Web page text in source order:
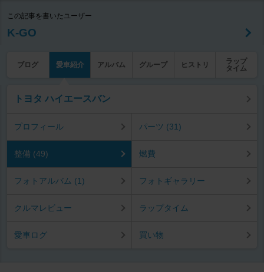
この記事を書いたユーザー
K-GO
ブログ 愛車紹介 アルバム グループ ヒストリ
ラップ
タイム
トヨタ ハイエースバン
プロフィール パーツ (31)
整備 (49) 燃費
フォトアルバム (1) フォトギャラリー
クルマレビュー ラップタイム
愛車ログ 買い物